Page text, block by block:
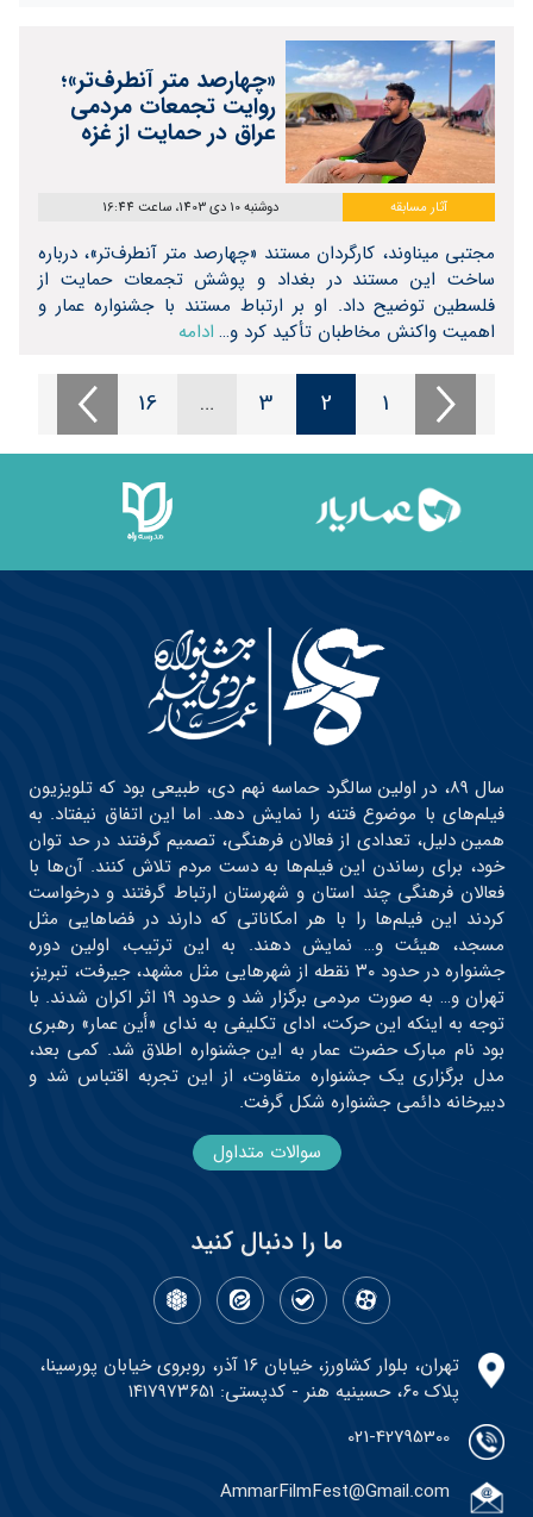
«چهارصد متر آنطرف‌تر»؛
روایت تجمعات مردمی
عراق در حمایت از غزه
آثار مسابقه دوشنبه 10 دی 1403، ساعت 16:44
مجتبی میناوند، کارگردان مستند «چهارصد متر آنطرف‌تر»، درباره
ساخت این مستند در بغداد و پوشش تجمعات حمایت از
فلسطین توضیح داد. او بر ارتباط مستند با جشنواره عمار و
اهمیت واکنش مخاطبان تأکید کرد و… ادامه
1
2
3
…
16
سال ۸۹، در اولین سالگرد حماسه نهم دی، طبیعی بود که تلویزیون
فیلم‌های با موضوع فتنه را نمایش دهد. اما این اتفاق نیفتاد. به
همین دلیل، تعدادی از فعالان فرهنگی، تصمیم گرفتند در حد توان
خود، برای رساندن این فیلم‌ها به دست مردم تلاش کنند. آن‌ها با
فعالان فرهنگی چند استان و شهرستان ارتباط گرفتند و درخواست
کردند این فیلم‌ها را با هر امکاناتی که دارند در فضاهایی مثل
مسجد، هیئت و… نمایش دهند. به این ترتیب، اولین دوره
جشنواره در حدود ۳۰ نقطه از شهرهایی مثل مشهد، جیرفت، تبریز،
تهران و… به صورت مردمی برگزار شد و حدود ۱۹ اثر اکران شدند. با
توجه به اینکه این حرکت، ادای تکلیفی به ندای «أین عمار» رهبری
بود نام مبارک حضرت عمار به این جشنواره اطلاق شد. کمی بعد،
مدل برگزاری یک جشنواره متفاوت، از این تجربه اقتباس شد و
دبیرخانه دائمی جشنواره شکل گرفت.
سوالات متداول
ما را دنبال کنید
تهران، بلوار کشاورز، خیابان ۱۶ آذر، روبروی خیابان پورسینا،
پلاک ۶۰، حسینیه هنر - کدپستی: ۱۴۱۷۹۷۳۶۵۱
021-42795300
AmmarFilmFest@Gmail.com